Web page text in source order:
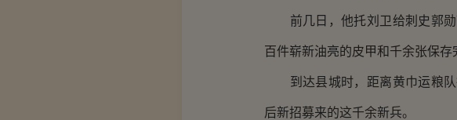
前几日，他托刘卫给刺史郭勋
百件崭新油亮的皮甲和千余张保存
到达县城时，距离黄巾运粮队
后新招募来的这千余新兵。